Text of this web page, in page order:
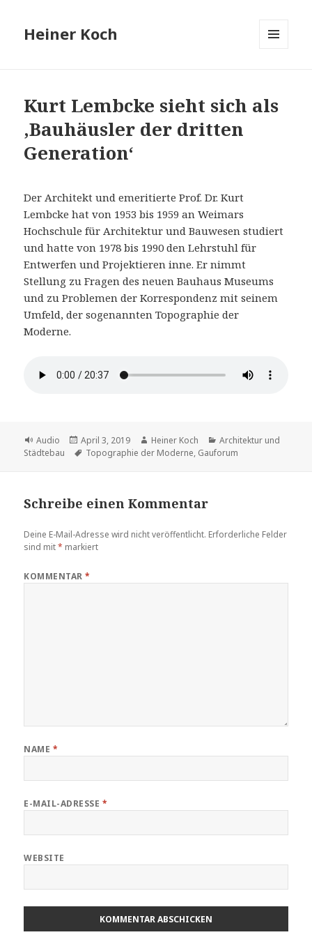
Heiner Koch
Kurt Lembcke sieht sich als
‚Bauhäusler der dritten
Generation‘
Der Architekt und emeritierte Prof. Dr. Kurt
Lembcke hat von 1953 bis 1959 an Weimars
Hochschule für Architektur und Bauwesen studiert
und hatte von 1978 bis 1990 den Lehrstuhl für
Entwerfen und Projektieren inne. Er nimmt
Stellung zu Fragen des neuen Bauhaus Museums
und zu Problemen der Korrespondenz mit seinem
Umfeld, der sogenannten Topographie der
Moderne.
Format
Audio
Veröffentlicht
am
April 3, 2019 Autor
Heiner Koch Kategorien
Architektur und
Städtebau
Schlagwörter
Topographie der Moderne, Gauforum
Schreibe einen Kommentar
Deine E-Mail-Adresse wird nicht veröffentlicht. Erforderliche Felder
sind mit* markiert
KOMMENTAR*
NAME *
E-MAIL-ADRESSE *
WEBSITE